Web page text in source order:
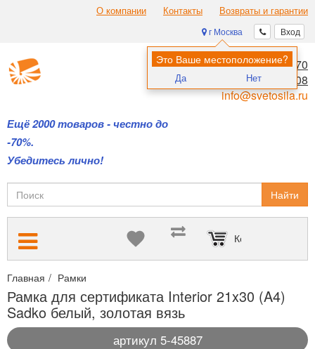
О компании Контакты Возвраты и гарантии
Вход
г Москва
Это Ваше местоположение?
Да Нет
Ещё 2000 товаров - честно до
-70%.
Убедитесь лично!
8 (495) 970-00-70
8 (800) 700-11-08
info@svetosila.ru
Найти
Корзина пуста
Главная Рамки
Рамка для сертификата Interior 21x30 (A4)
Sadko белый, золотая вязь
артикул 5-45887